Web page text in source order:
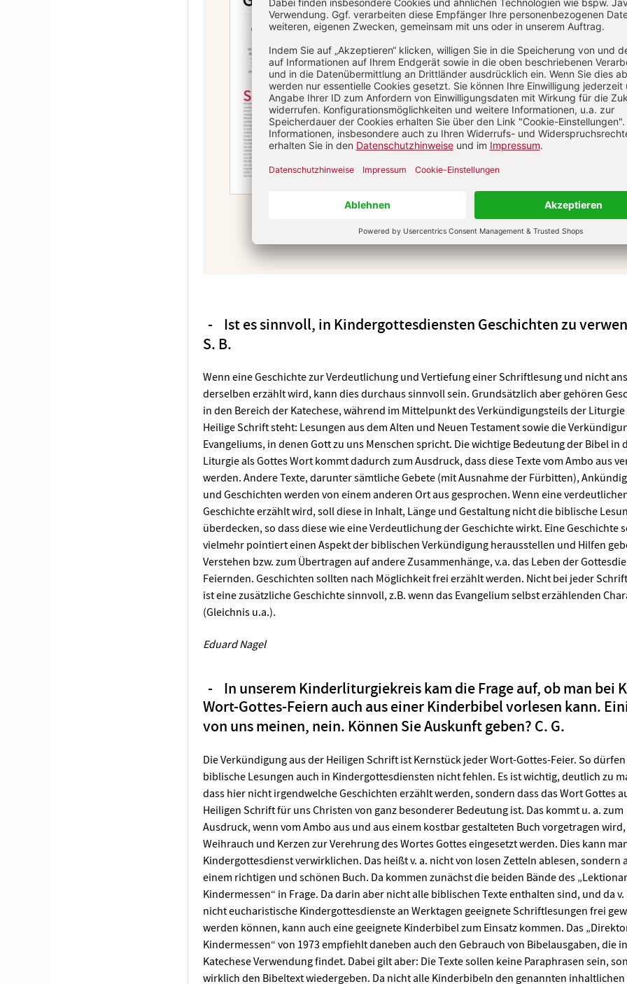
Unsere Zeitschrift bietet Ihnen Beiträge zu
Grundfragen und neuen Entwicklungen im
Bereich gottesdienstlicher Feiern, einen
mit erprobten Textvorlagen und konkreten
Modellen für den katholischen Gottesdienst
Hinweise auf aktuelle Vorgänge, Ereignisse und
Tagungen.
Zum Kennenlernen: 3 Heft gratis
JETZT GRATIS TESTEN
Überschrift
Ist es sinnvoll, in Kindergottesdiensten Geschichten zu
S. B.
Wenn eine Geschichte zur Verdeutlichung und Vertiefung einer Schriftlesung und nicht
derselben erzählt wird, kann dies durchaus sinnvoll sein. Grundsätzlich aber gehören
in den Bereich der Katechese, während im Mittelpunkt des Verkündigungsteils der
Heilige Schrift steht: Lesungen aus dem Alten und Neuen Testament sowie die
Evangeliums, in denen Gott zu uns Menschen spricht. Die wichtige Bedeutung der Bibel in
Liturgie als Gottes Wort kommt dadurch zum Ausdruck, dass diese Texte vom Ambo aus
werden. Andere Texte, darunter sämtliche Gebete (mit Ausnahme der Fürbitten),
und Geschichten werden von einem anderen Ort aus gesprochen. Wenn eine
Geschichte erzählt wird, soll diese in Inhalt, Länge und Gestaltung nicht die biblische
überdecken, so dass diese wie eine Verdeutlichung der Geschichte wirkt. Eine Geschichte
vielmehr pointiert einen Aspekt der biblischen Verkündigung herausstellen und Hilfen
Verstehen bzw. zum Übertragen auf andere Zusammenhänge, v.a. das Leben der
Feiernden. Geschichten sollten nach Möglichkeit frei erzählt werden. Nicht bei jeder
ist eine zusätzliche Geschichte sinnvoll, z.B. wenn das Evangelium selbst erzählenden
(Gleichnis u.a.).
Eduard Nagel
In unserem Kinderliturgiekreis kam die Frage auf, ob man bei
Wort-Gottes-Feiern auch aus einer Kinderbibel vorlesen kann.
von uns meinen, nein. Können Sie Auskunft geben? C. G.
Die Verkündigung aus der Heiligen Schrift ist Kernstück jeder Wort-Gottes-Feier. So dürfen
biblische Lesungen auch in Kindergottesdiensten nicht fehlen. Es ist wichtig, deutlich zu
dass hier nicht irgendwelche Geschichten erzählt werden, sondern dass das Wort Gottes
Heiligen Schrift für uns Christen von ganz besonderer Bedeutung ist. Das kommt u. a. zum
Ausdruck, wenn vom Ambo aus und aus einem kostbar gestalteten Buch vorgetragen
Weihrauch und Kerzen zur Verehrung des Wortes Gottes eingesetzt werden. Dies kann
Kindergottesdienst verwirklichen. Das heißt v. a. nicht von losen Zetteln ablesen, sondern
einem richtigen und schönen Buch. Da kommen zunächst die beiden Bände des
Kindermessen“ in Frage. Da darin aber nicht alle biblischen Texte enthalten sind, und da v.
nicht eucharistische Kindergottesdienste an Werktagen geeignete Schriftlesungen frei
werden können, kann auch eine geeignete Kinderbibel zum Einsatz kommen. Das
Kindermessen“ von 1973 empfiehlt daneben auch den Gebrauch von Bibelausgaben, die
Katechese Verwendung findet. Dabei gilt aber: Die Texte sollen keine Paraphrasen sein,
wirklich den Bibeltext wiedergeben. Da nicht alle Kinderbibeln den genannten